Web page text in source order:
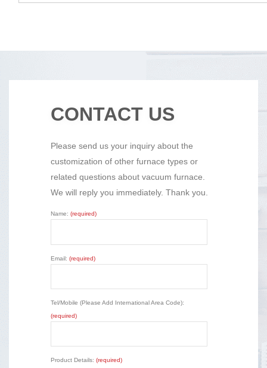
CONTACT US
Please send us your inquiry about the
customization of other furnace types or
related questions about vacuum furnace.
We will reply you immediately. Thank you.
Name: (required)
Email: (required)
Tel/Mobile (Please Add International Area Code):
(required)
Product Details: (required)